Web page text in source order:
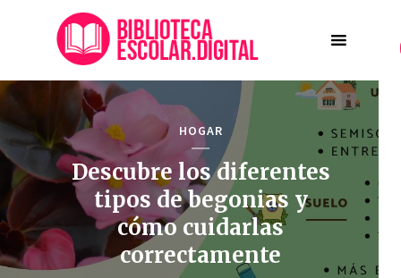
HOGAR
Descubre los diferentes
tipos de begonias y
cómo cuidarlas
correctamente